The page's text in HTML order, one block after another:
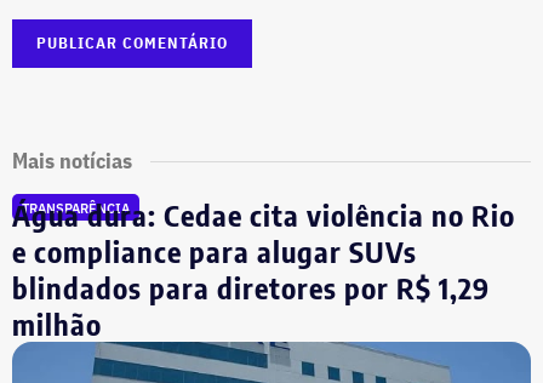
Mais notícias
TRANSPARÊNCIA
Água dura: Cedae cita violência no Rio
e compliance para alugar SUVs
blindados para diretores por R$ 1,29
milhão